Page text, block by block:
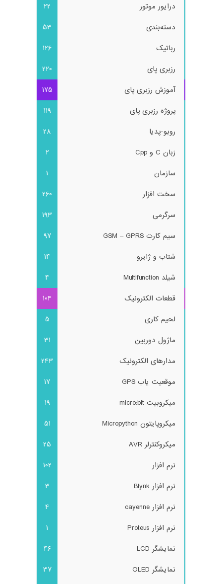
درایور موتور
22
دسته‌بندی
53
رباتیک
126
رزبری پای
220
آموزش رزبری پای
175
پروژه رزبری پای
119
روبو-پدیا
28
زبان C و Cpp
2
سازمان
1
سخت افزار
260
سرگرمی
193
سیم کارت GSM – GPRS
97
شتاب و ژایرو
14
شیلد Multifunction
4
قطعات الکترونیک
104
لحیم کاری
5
ماژول دوربین
31
مدارهای الکترونیک
243
موقعیت یاب GPS
17
میکروبیت micro:bit
19
میکروپایتون Micropython
51
میکروکنترلر AVR
25
نرم افزار
102
نرم افزار Blynk
3
نرم افزار cayenne
4
نرم افزار Proteus
1
نمایشگر LCD
46
نمایشگر OLED
37